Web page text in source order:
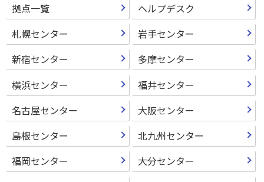
拠点一覧
ヘルプデスク
札幌センター
岩手センター
新宿センター
多摩センター
横浜センター
福井センター
名古屋センター
大阪センター
島根センター
北九州センター
福岡センター
大分センター